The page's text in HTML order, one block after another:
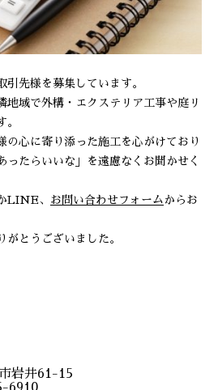
引先様を募集しています。
地域で外構・エクステリア工事や庭リ
。
の心に寄り添った施工を心がけており
ったらいいな」を遠慮なくお聞かせく
LINE、 お問い合わせフォーム からお
とうございました。
岩井61-15